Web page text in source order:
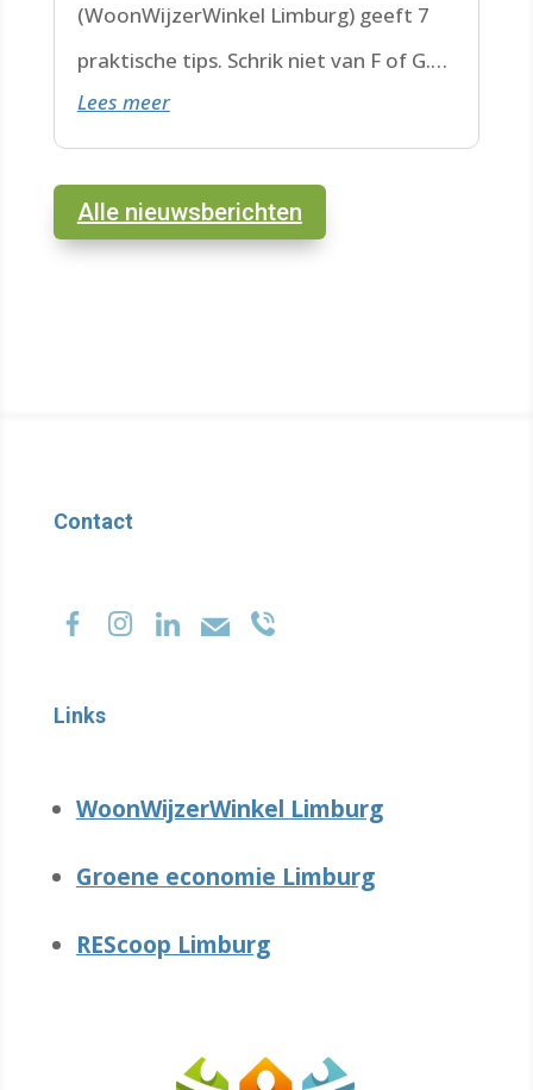
(WoonWijzerWinkel Limburg) geeft 7
praktische tips. Schrik niet van F of G.
Check de datum. Lees hier verder.
Lees meer
Alle nieuwsberichten
Contact
Links
WoonWijzerWinkel Limburg
Groene economie Limburg
REScoop Limburg